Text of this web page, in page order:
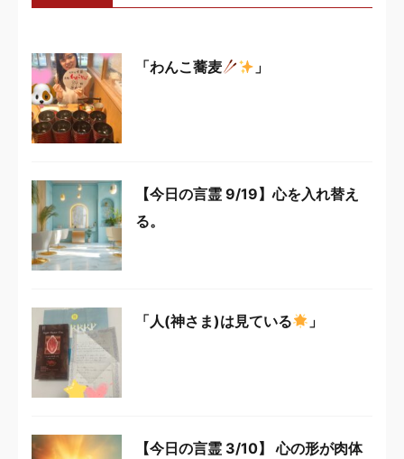
「わんこ蕎麦 」
【今日の言霊 9/19】心を入れ替え
る。
「人(神さま)は見ている 」
【今日の言霊 3/10】 心の形が肉体